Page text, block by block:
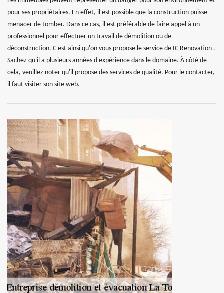
pour ses propriétaires. En effet, il est possible que la construction puisse
menacer de tomber. Dans ce cas, il est préférable de faire appel à un
professionnel pour effectuer un travail de démolition ou de
déconstruction. C'est ainsi qu'on vous propose le service de IC Renovation .
Sachez qu'il a plusieurs années d'expérience dans le domaine. À côté de
cela, veuillez noter qu'il propose des services de qualité. Pour le contacter,
il faut visiter son site web.